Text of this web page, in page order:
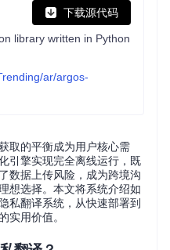
下载源代码
library written in Python
ar/argos-
取的平衡成为用户核心需
引擎实现完全离线运行，既
数据上传风险，成为跨境沟
想选择。本文将系统介绍如
私翻译系统，从快速部署到
实用价值。